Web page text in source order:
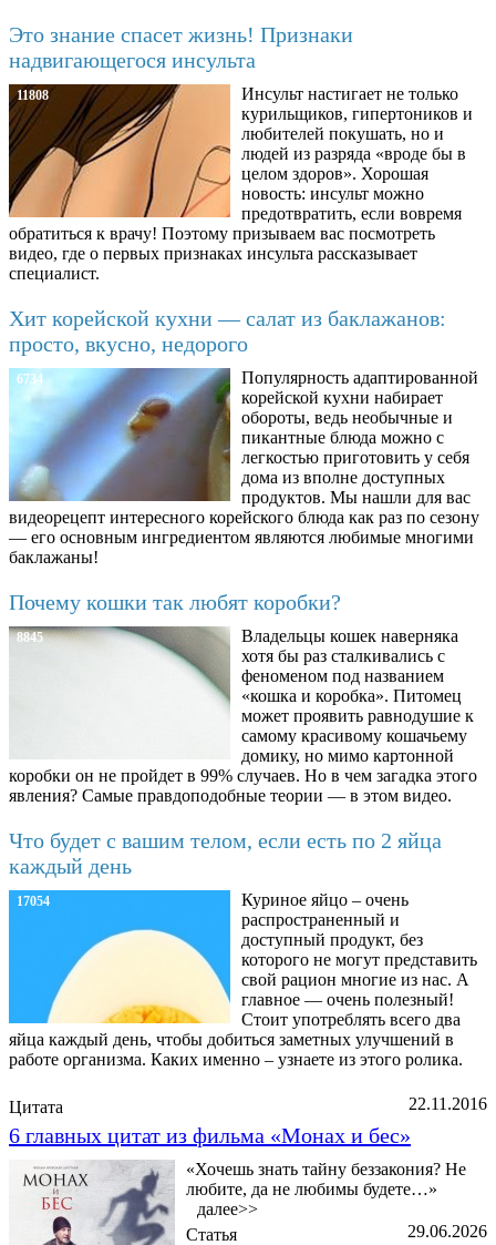
Это знание спасет жизнь! Признаки
надвигающегося инсульта
11808
Инсульт настигает не только
курильщиков, гипертоников и
любителей покушать, но и
людей из разряда «вроде бы в
целом здоров». Хорошая
новость: инсульт можно
предотвратить, если вовремя
обратиться к врачу! Поэтому призываем вас посмотреть
видео, где о первых признаках инсульта рассказывает
специалист.
Хит корейской кухни — салат из баклажанов:
просто, вкусно, недорого
6734
Популярность адаптированной
корейской кухни набирает
обороты, ведь необычные и
пикантные блюда можно с
легкостью приготовить у себя
дома из вполне доступных
продуктов. Мы нашли для вас
видеорецепт интересного корейского блюда как раз по сезону
— его основным ингредиентом являются любимые многими
баклажаны!
Почему кошки так любят коробки?
8845
Владельцы кошек наверняка
хотя бы раз сталкивались с
феноменом под названием
«кошка и коробка». Питомец
может проявить равнодушие к
самому красивому кошачьему
домику, но мимо картонной
коробки он не пройдет в 99% случаев. Но в чем загадка этого
явления? Самые правдоподобные теории — в этом видео.
Что будет с вашим телом, если есть по 2 яйца
каждый день
17054
Куриное яйцо – очень
распространенный и
доступный продукт, без
которого не могут представить
свой рацион многие из нас. А
главное — очень полезный!
Стоит употреблять всего два
яйца каждый день, чтобы добиться заметных улучшений в
работе организма. Каких именно – узнаете из этого ролика.
22.11.2016
Цитата
6 главных цитат из фильма «Монах и бес»
«Хочешь знать тайну беззакония? Не
любите, да не любимы будете…»
далее>>
29.06.2026
Статья